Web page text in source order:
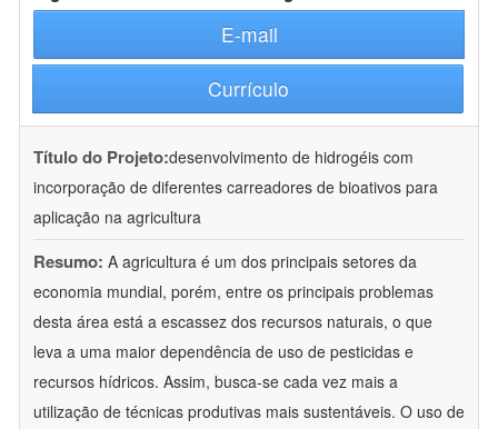
E-mail
Currículo
Título do Projeto:desenvolvimento de hidrogéis com
incorporação de diferentes carreadores de bioativos para
aplicação na agricultura
Resumo: A agricultura é um dos principais setores da
economia mundial, porém, entre os principais problemas
desta área está a escassez dos recursos naturais, o que
leva a uma maior dependência de uso de pesticidas e
recursos hídricos. Assim, busca-se cada vez mais a
utilização de técnicas produtivas mais sustentáveis. O uso de